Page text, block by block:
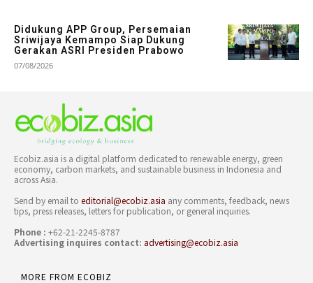
Didukung APP Group, Persemaian
Sriwijaya Kemampo Siap Dukung
Gerakan ASRI Presiden Prabowo
07/08/2026
Ecobiz.asia is a digital platform dedicated to renewable energy, green
economy, carbon markets, and sustainable business in Indonesia and
across Asia.
Send by email to editorial@ecobiz.asia any comments, feedback, news
tips, press releases, letters for publication, or general inquiries.
Phone : +62-21-2245-8787
Advertising inquires contact: advertising@ecobiz.asia
MORE FROM ECOBIZ